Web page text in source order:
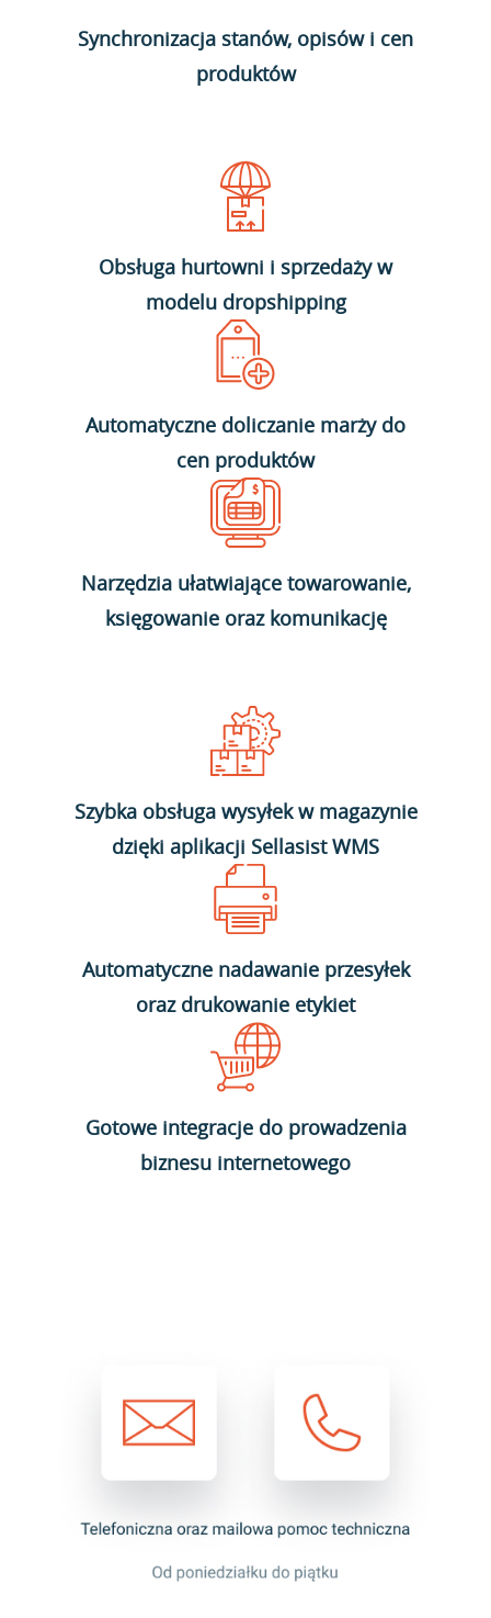
Synchronizacja stanów, opisów i cen
produktów
Obsługa hurtowni i sprzedaży w
modelu dropshipping
Automatyczne doliczanie marży do
cen produktów
Narzędzia ułatwiające towarowanie,
księgowanie oraz komunikację
Szybka obsługa wysyłek w magazynie
dzięki aplikacji Sellasist WMS
Automatyczne nadawanie przesyłek
oraz drukowanie etykiet
Gotowe integracje do prowadzenia
biznesu internetowego